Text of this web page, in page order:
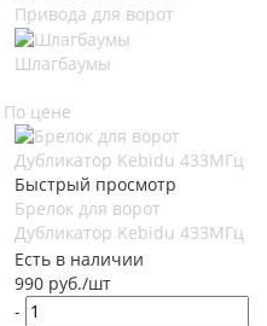
Привода для ворот
Шлагбаумы
По цене
Быстрый просмотр
Брелок для ворот
Дубликатор Kebidu 433МГц
Есть в наличии
990 руб./шт
-